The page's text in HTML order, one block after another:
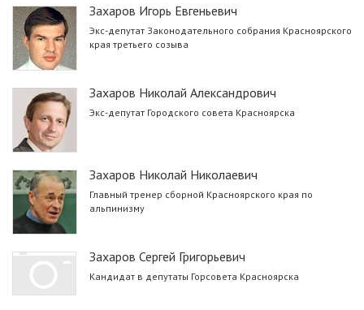
Захаров Игорь Евгеньевич
Экс-депутат Законодательного собрания Красноярского
края третьего созыва
Захаров Николай Александрович
Экс-депутат Городского совета Красноярска
Захаров Николай Николаевич
Главный тренер сборной Красноярского края по
альпинизму
Захаров Сергей Григорьевич
Кандидат в депутаты Горсовета Красноярска